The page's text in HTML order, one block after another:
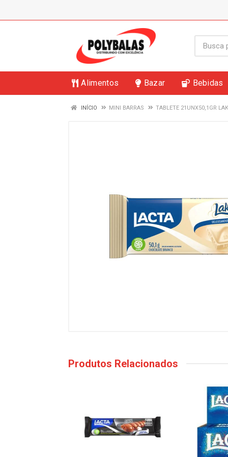
Alimentos Bazar Bebidas
INÍCIO MINI BARRAS TABLETE 21UNX50,1GR
Produtos Relacionados